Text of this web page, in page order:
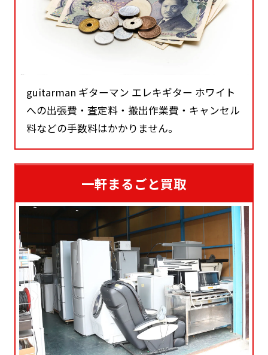
guitarman ギターマン エレキギター ホワイト
への出張費・査定料・搬出作業費・キャンセル
料などの手数料はかかりません。
一軒まるごと買取